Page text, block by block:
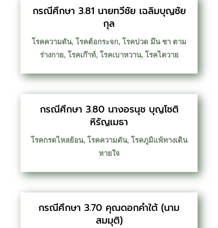
กรณีศึกษา 3.81 นายทวีชัย เฉลิมบุญชัย
กุล
โรคความดัน, โรคต้อกระจก, โรคปวด มึน ชา ตาม
ร่างกาย, โรคเก๊าท์, โรคเบาหวาน, โรคไตวาย
กรณีศึกษา 3.80 นางอรนุช บุญโชติ
หิรัญเมธา
โรคกรดไหลย้อน, โรคความดัน, โรคภูมิแพ้ทางเดิน
หายใจ
กรณีศึกษา 3.70 คุณดอกคำใต้ (นาม
สมมุติ)